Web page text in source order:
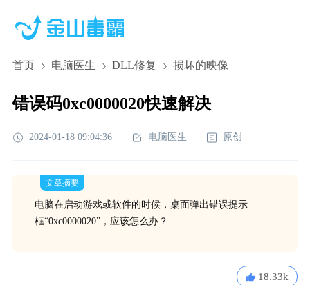
首页 电脑医生 DLL修复 损坏的映像
错误码0xc0000020快速解决
2024-01-18 09:04:36 电脑医生 原创
文章摘要
电脑在启动游戏或软件的时候，桌面弹出错误提示
框“0xc0000020”，应该怎么办？
18.33k